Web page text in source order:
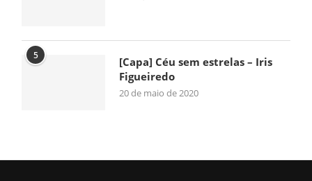
5
[Capa] Céu sem estrelas – Iris
Figueiredo
20 de maio de 2020